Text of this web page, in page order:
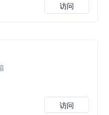
访问
访问